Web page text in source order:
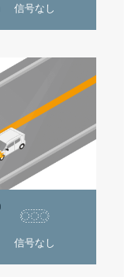
信号なし
信号なし